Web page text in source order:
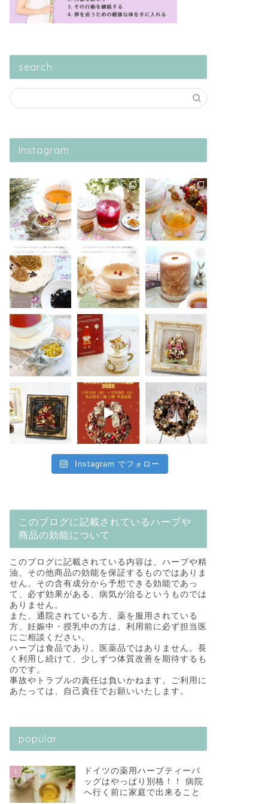
search
Instagram
Instagram でフォロー
このブログに記載されているハーブや
商品の効能について
このブログに記載されている内容は、ハーブや精
油、その他商品の効能を保証するものではありま
せん。その含有成分から予想できる効能であっ
て、必ず効果がある、病気が治るというものでは
ありません。
また、通院されている方、薬を服用されている
方、妊娠中・授乳中の方は、利用前に必ず担当医
にご相談ください。
ハーブは食品であり、医薬品ではありません。長
く利用し続けて、少しずつ体質改善を期待するも
のです。
事故やトラブルの責任は負いかねます。ご利用に
あたっては、自己責任でお願いいたします。
popular
1
ドイツの薬用ハーブティーバ
ッグはやっぱり別格！！ 病院
へ行く前に家庭で出来ること